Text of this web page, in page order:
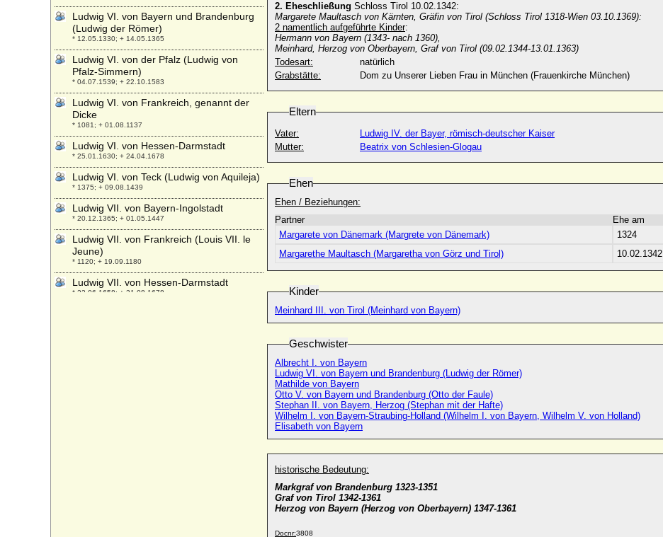
2. Eheschließung Schloss Tirol 10.02.1342:
Margarete Maultasch von Kärnten, Gräfin von Tirol (Schloss Tirol 1318-Wien 03.10.1369):
2 namentlich aufgeführte Kinder:
Hermann von Bayern (1343- nach 1360),
Meinhard, Herzog von Oberbayern, Graf von Tirol (09.02.1344-13.01.1363)
Todesart:
natürlich
Grabstätte:
Dom zu Unserer Lieben Frau in München (Frauenkirche München)
Eltern
Vater:
Ludwig IV. der Bayer, römisch-deutscher Kaiser
Mutter:
Beatrix von Schlesien-Glogau
Ehen
Ehen / Beziehungen:
Partner
Ehe am
Margarete von Dänemark (Margrete von Dänemark)
1324
Margarethe Maultasch (Margaretha von Görz und Tirol)
10.02.1342
Kinder
Meinhard III. von Tirol (Meinhard von Bayern)
Geschwister
Albrecht I. von Bayern
Ludwig VI. von Bayern und Brandenburg (Ludwig der Römer)
Mathilde von Bayern
Otto V. von Bayern und Brandenburg (Otto der Faule)
Stephan II. von Bayern, Herzog (Stephan mit der Hafte)
Wilhelm I. von Bayern-Straubing-Holland (Wilhelm I. von Bayern, Wilhelm V. von Holland)
Elisabeth von Bayern
historische Bedeutung:
Markgraf von Brandenburg 1323-1351
Graf von Tirol 1342-1361
Herzog von Bayern (Herzog von Oberbayern) 1347-1361
Docnr:3808
Ludwig VI. von Bayern und Brandenburg
(Ludwig der Römer)
* 12.05.1330; + 14.05.1365
Ludwig VI. von der Pfalz (Ludwig von
Pfalz-Simmern)
* 04.07.1539; + 22.10.1583
Ludwig VI. von Frankreich, genannt der
Dicke
* 1081; + 01.08.1137
Ludwig VI. von Hessen-Darmstadt
* 25.01.1630; + 24.04.1678
Ludwig VI. von Teck (Ludwig von Aquileja)
* 1375; + 09.08.1439
Ludwig VII. von Bayern-Ingolstadt
* 20.12.1365; + 01.05.1447
Ludwig VII. von Frankreich (Louis VII. le
Jeune)
* 1120; + 19.09.1180
Ludwig VII. von Hessen-Darmstadt
* 22.06.1658; + 31.08.1678